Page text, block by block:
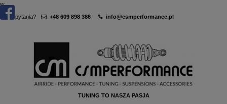
w
Masz pytania? +48 609 898 386 info@csmperformance.pl
TUNING TO NASZA PASJA